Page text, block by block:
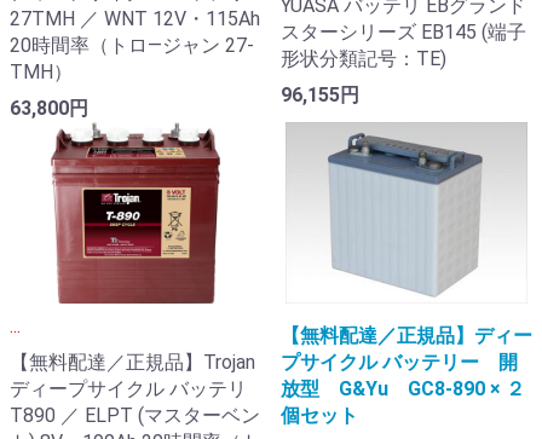
27TMH ／ WNT 12V・115Ah
20時間率（トロ―ジャン 27-
TMH）
63,800円
YUASA バッテリ EBグランド
スターシリーズ EB145 (端子
形状分類記号：TE)
96,155円
...
【無料配達／正規品】Trojan
ディープサイクル バッテリ
T890 ／ ELPT (マスターベン
【無料配達／正規品】ディー
プサイクル バッテリー 開
放型 G&Yu GC8-890 × ２
個セット